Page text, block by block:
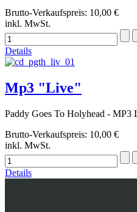
Brutto-Verkaufspreis: 10,00 €
inkl. MwSt.
Details
Mp3 "Live"
Paddy Goes To Holyhead - MP3
Brutto-Verkaufspreis: 10,00 €
inkl. MwSt.
Details